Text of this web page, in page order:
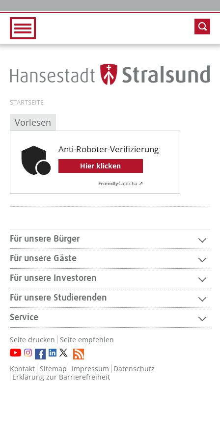
STARTSEITE
Vorlesen
Anti-Roboter-Verifizierung
Hier klicken
FriendlyCaptcha ⇗
Für unsere Bürger
Für unsere Gäste
Für unsere Investoren
Für unsere Studierenden
Service
Seite drucken Seite empfehlen
Kontakt Sitemap Impressum Datenschutz
Erklärung zur Barrierefreiheit